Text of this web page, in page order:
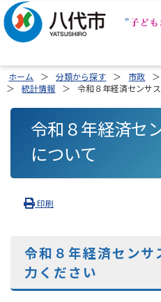
ホーム 分類から探す 市政
統計情報
令和８年経済センサ
令和８年経済セ
について
印刷
令和８年経済センサ
力ください